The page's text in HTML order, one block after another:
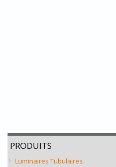
PRODUITS
Luminaires Tubulaires